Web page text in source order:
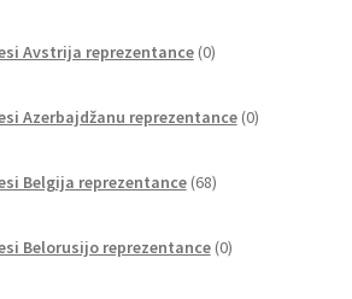
Avstrija reprezentance 0izdelkov
Azerbajdžanu reprezentance 0izdelkov
Belgija reprezentance 68izdelkov
Belorusijo reprezentance 0izdelkov